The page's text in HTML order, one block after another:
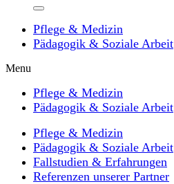
Pflege & Medizin
Pädagogik & Soziale Arbeit
Menu
Pflege & Medizin
Pädagogik & Soziale Arbeit
Pflege & Medizin
Pädagogik & Soziale Arbeit
Fallstudien & Erfahrungen
Referenzen unserer Partner